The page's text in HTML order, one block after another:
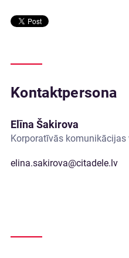
Kontaktpersona
Elīna Šakirova
Korporatīvās komunikācijas
elina.sakirova@citadele.lv